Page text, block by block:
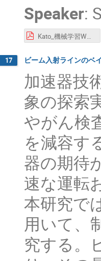
Speaker:
17 ビーム入射ラインのベ
加速器技
象の探索
やがん検
を減容す
器の期待
速な運転
本研究で
用いて、
究する。